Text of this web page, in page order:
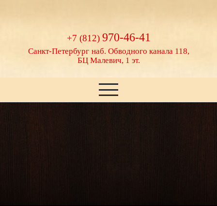
+7 (812) 970-46-41
Санкт-Петербург наб. Обводного канала 118,
БЦ Малевич, 1 эт.